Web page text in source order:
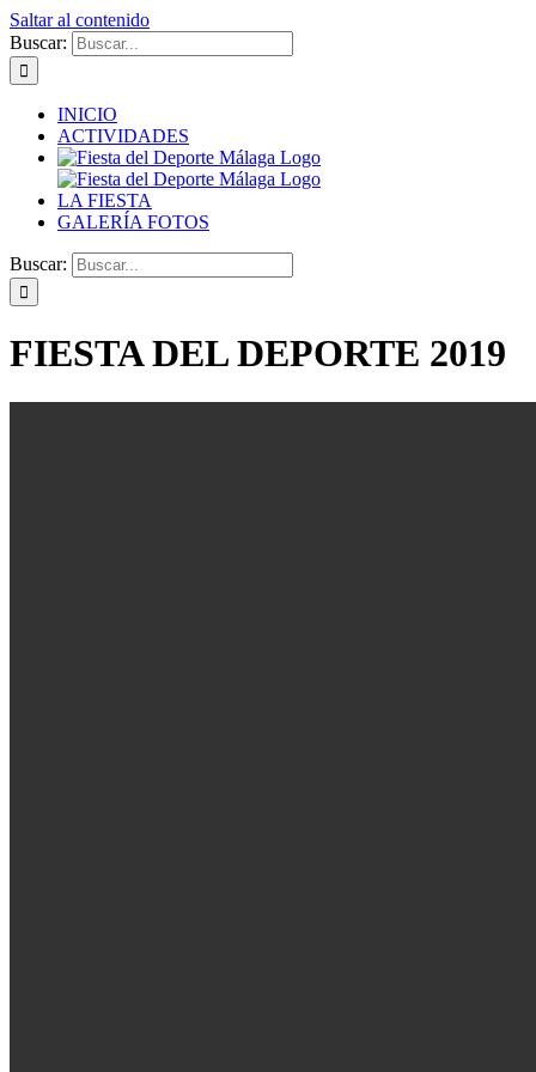
Saltar al contenido
Buscar:
INICIO
ACTIVIDADES
LA FIESTA
GALERÍA FOTOS
Buscar:
FIESTA DEL DEPORTE 2019